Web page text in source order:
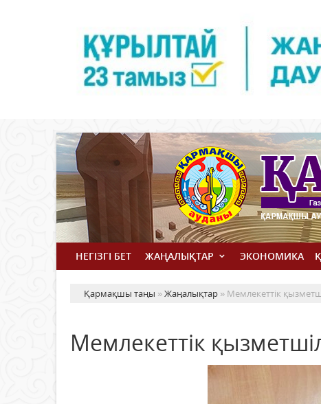
НЕГІЗГІ БЕТ ЖАҢАЛЫҚТАР ЭКОНОМИКА
Қармақшы таңы »Жаңалықтар » Мемлекеттік
Мемлекеттік